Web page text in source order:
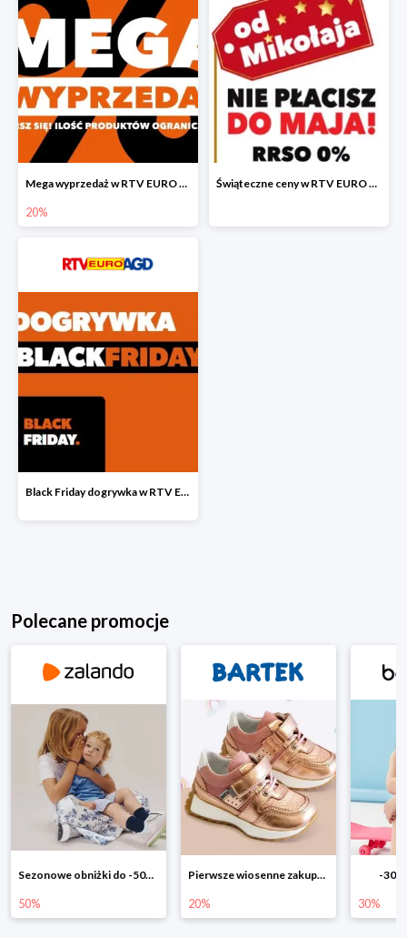
Mega wyprzedaż w RTV EURO AGD
20%
Świąteczne ceny w RTV EURO AGD
Black Friday dogrywka w RTV EURO AGD
Polecane promocje
Pierwsze wiosenne zakupy -20%
20%
-30% na wszystko!!
30%
-40%
40%